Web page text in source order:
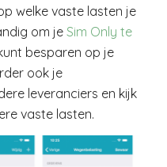
welke vaste lasten je
om je Sim Only te
besparen op je
ook je
leveranciers en kijk
vaste lasten.